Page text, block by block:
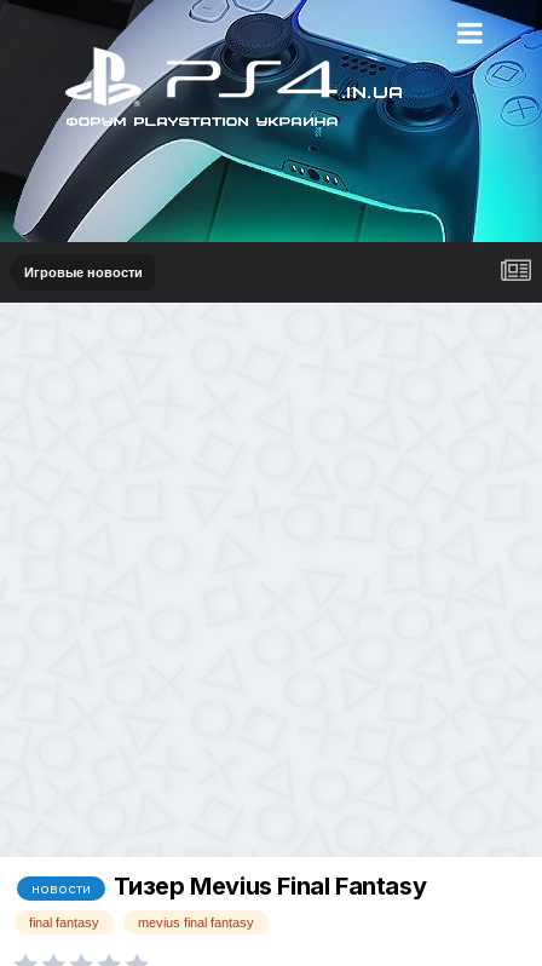
Игровые новости
новости Тизер Mevius Final Fantasy
final fantasy mevius final fantasy